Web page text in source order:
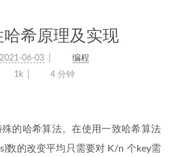
哈希原理及实现
2021-06-03
编程
1k
4 分钟
的哈希算法。在使用一致哈希算法
数的改变平均只需要对 K/n 个key需